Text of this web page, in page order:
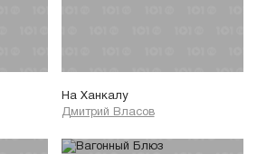
На Ханкалу
Дмитрий Власов